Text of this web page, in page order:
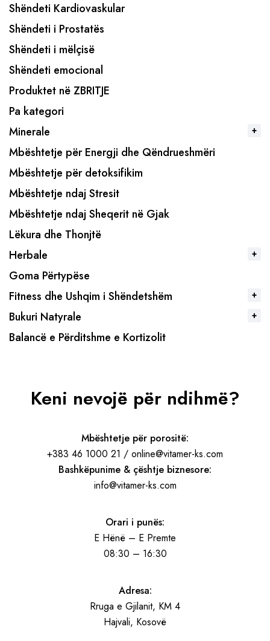
Shëndeti Kardiovaskular
Shëndeti i Prostatës
Shëndeti i mëlçisë
Shëndeti emocional
Produktet në ZBRITJE
Pa kategori
Minerale
Mbështetje për Energji dhe Qëndrueshmëri
Mbështetje për detoksifikim
Mbështetje ndaj Stresit
Mbështetje ndaj Sheqerit në Gjak
Lëkura dhe Thonjtë
Herbale
Goma Përtypëse
Fitness dhe Ushqim i Shëndetshëm
Bukuri Natyrale
Balancë e Përditshme e Kortizolit
Keni nevojë për ndihmë?
Mbështetje për porositë:
+383 46 1000 21 / online@vitamer-ks.com
Bashkëpunime & çështje biznesore:
info@vitamer-ks.com
Orari i punës:
E Hënë – E Premte
08:30 – 16:30
Adresa:
Rruga e Gjilanit, KM 4
Hajvali, Kosovë